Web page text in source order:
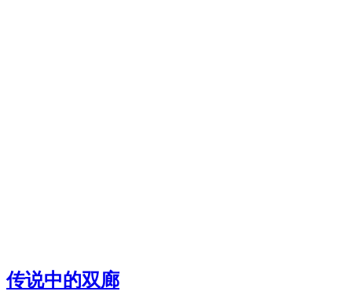
传说中的双廊